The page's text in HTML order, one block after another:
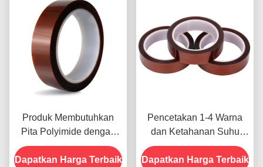
Produk Membutuhkan
Pita Polyimide dengan
Resistensi Tegangan
1000V
Dapatkan Harga Terbaik
Pencetakan 1-4 Warna
dan Ketahanan Suhu
-10C-80C Metode
Pembayaran Kartu Kredit
Dapatkan Harga Terbaik